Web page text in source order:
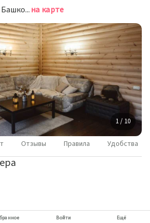
Россия, Республика Башкортостан, Абзелиловский район, Ташбулатовский сельсовет, деревня Зелёная Поляна, Центральная улица, 24Ана карте
1 / 10
Отзывы Правила Удобства
Войти Ещё